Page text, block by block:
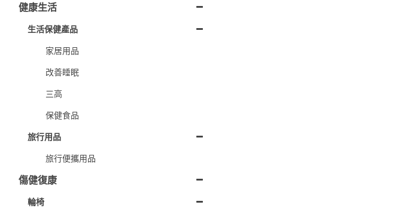
健康生活
生活保健產品
家居用品
改善睡眠
三高
保健食品
旅行用品
旅行便攜用品
傷健復康
輪椅